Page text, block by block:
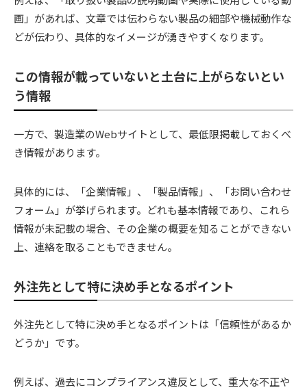
画」があれば、文章では伝わらない製品の細部や機械動作な
どが伝わり、具体的なイメージが湧きやすくなります。
この情報が載っていないと土台に上がらないとい
う情報
一方で、製造業のWebサイトとして、最低限掲載しておくべ
き情報があります。
具体的には、「企業情報」、「製品情報」、「お問い合わせ
フォーム」が挙げられます。どれも基本情報であり、これら
情報が未記載の場合、その企業の概要を知ることができない
上、連絡を取ることもできません。
外注先として特に決め手となるポイント
外注先として特に決め手となるポイントは「信頼性があるか
どうか」です。
例えば、過去にコンプライアンス違反として、重大な不正や